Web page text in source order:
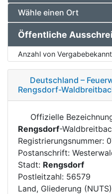
Wähle einen Ort
Öffentliche
Anzahl von
Deutschland –
Rengsdorf-
Offizielle
Rengsdorf-
Registrierungsnummer:
Postanschrift:
Stadt: Rengsdorf
Postleitzahl: 56579
Land, Gliederung